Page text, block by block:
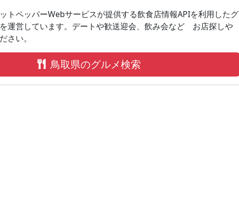
トペッパーWebサービスが提供する飲食店情報APIを利用したグ
運営しています。デートや歓送迎会、飲み会などゝお店探しや
さい。
鳥取県のグルメ検索